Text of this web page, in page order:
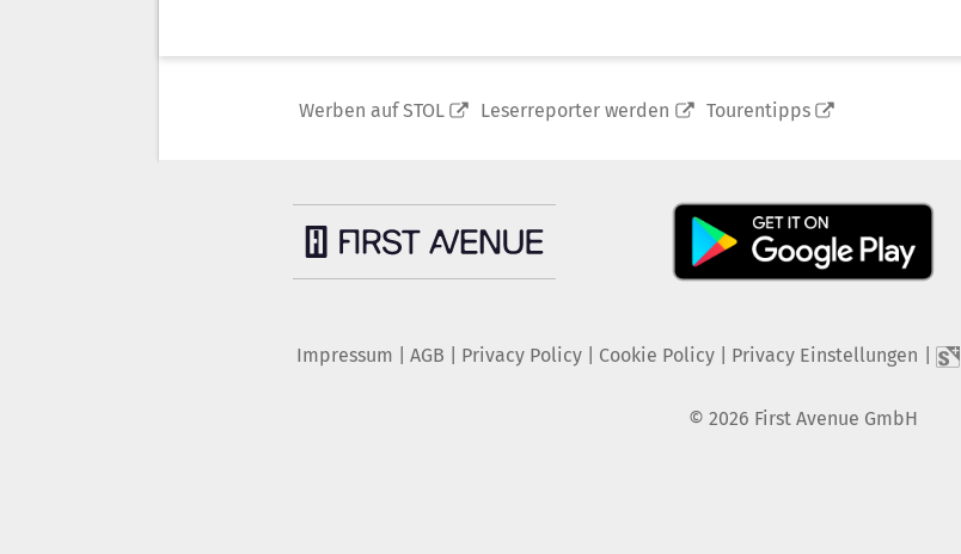
Werben auf STOL Leserreporter werden Tourentipps
Impressum AGB Privacy Policy| Cookie Policy| Privacy Einstellungen
© 2026 First Avenue GmbH